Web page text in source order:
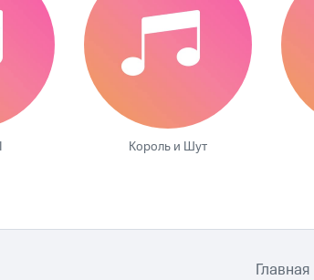
Король и Шут
Главная